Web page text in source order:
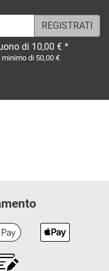
di 10,00 € *
di 50,00 €